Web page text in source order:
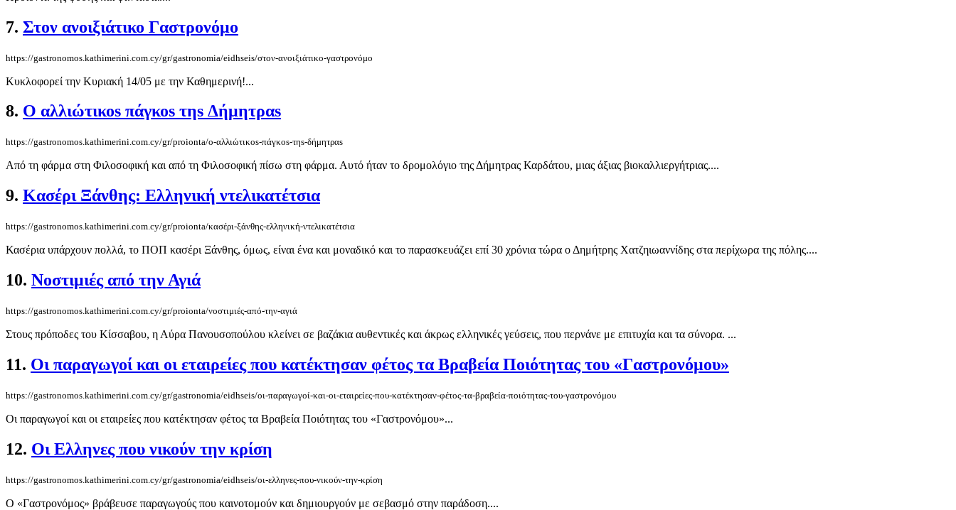
7. Στον ανοιξιάτικο Γαστρονόμο
https://gastronomos.kathimerini.com.cy/gr/gastronomia/eidhseis/στον-ανοιξιάτικο-γαστρονόμο
Κυκλοφορεί την Κυριακή 14/05 με την Καθημερινή!...
8. O αλλιώτικοs πάγκοs τηs Δήμητραs
https://gastronomos.kathimerini.com.cy/gr/proionta/o-αλλιώτικοs-πάγκοs-τηs-δήμητραs
Από τη φάρμα στη Φιλοσοφική και από τη Φιλοσοφική πίσω στη φάρμα. Αυτό ήταν το δρομολόγιο της Δήμητρας Καρδάτου, μιας άξιας βιοκαλλιεργήτριας....
9. Κασέρι Ξάνθης: Ελληνική ντελικατέτσια
https://gastronomos.kathimerini.com.cy/gr/proionta/κασέρι-ξάνθης-ελληνική-ντελικατέτσια
Κασέρια υπάρχουν πολλά, το ΠΟΠ κασέρι Ξάνθης, όμως, είναι ένα και μοναδικό και το παρασκευάζει επί 30 χρόνια τώρα ο Δημήτρης Χατζηιωαννίδης στα περίχωρα της πόλης....
10. Νοστιμιές από την Αγιά
https://gastronomos.kathimerini.com.cy/gr/proionta/νοστιμιές-από-την-αγιά
Στους πρόποδες του Κίσσαβου, η Αύρα Πανουσοπούλου κλείνει σε βαζάκια αυθεντικές και άκρως ελληνικές γεύσεις, που περνάνε με επιτυχία και τα σύνορα. ...
11. Οι παραγωγοί και οι εταιρείες που κατέκτησαν φέτος τα Βραβεία Ποιότητας του «Γαστρονόμου»
https://gastronomos.kathimerini.com.cy/gr/gastronomia/eidhseis/οι-παραγωγοί-και-οι-εταιρείες-που-κατέκτησαν-φέτος-τα-βραβεία-ποιότητας-του-γαστρονόμου
Οι παραγωγοί και οι εταιρείες που κατέκτησαν φέτος τα Βραβεία Ποιότητας του «Γαστρονόμου»...
12. Οι Ελληνες που νικούν την κρίση
https://gastronomos.kathimerini.com.cy/gr/gastronomia/eidhseis/οι-ελληνες-που-νικούν-την-κρίση
Ο «Γαστρονόμος» βράβευσε παραγωγούς που καινοτομούν και δημιουργούν με σεβασμό στην παράδοση....